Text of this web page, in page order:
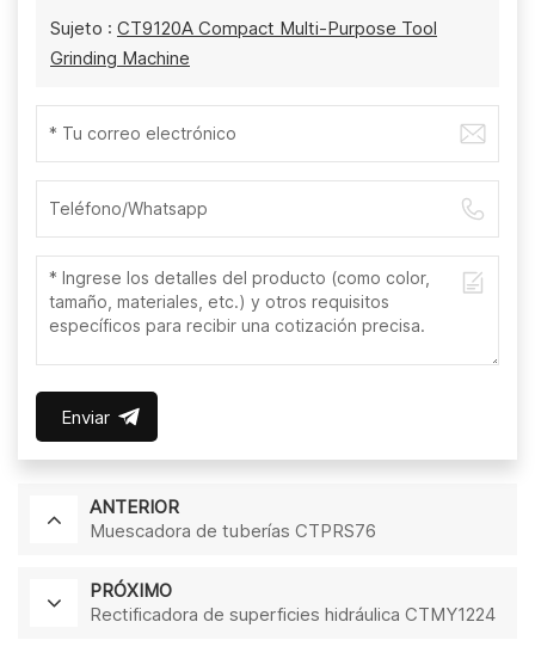
Sujeto : CT9120A Compact Multi-Purpose Tool
Grinding Machine
Enviar
ANTERIOR
Muescadora de tuberías CTPRS76
PRÓXIMO
Rectificadora de superficies hidráulica CTMY1224